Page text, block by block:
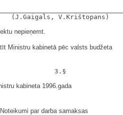
nepieņemt.
Ministru kabinetā pēc valsts budžeta
kabineta 1996.gada
par darba samaksas